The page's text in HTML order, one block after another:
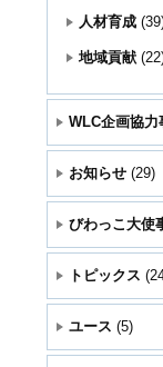
人材育成
地域貢献
WLC企画協力
お知らせ (29)
びわっこ大使
トピックス
ユース (5)